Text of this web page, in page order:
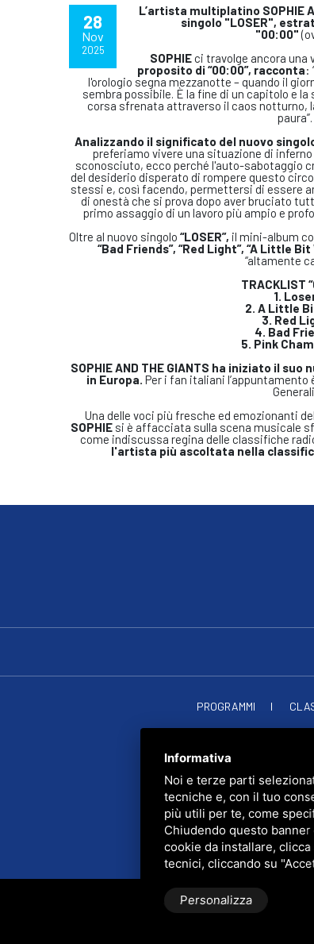
28
Nov
2025
L’artista multiplatino SOPHIE
singolo "LOSER",
"00:00"
SOPHIE ci travolge ancora una
proposito di “00:00”, racconta:
l'orologio segna mezzanotte – quando il
sembra possibile. È la fine di un capitolo e
corsa sfrenata attraverso il caos notturno,
paura”.
Analizzando il significato del nuovo
preferiamo vivere una situazione di
sconosciuto, ecco perché l'auto-sabotaggio
del desiderio disperato di rompere questo
stessi e, così facendo, permettersi di essere
di onestà che si prova dopo aver bruciato
primo assaggio di un lavoro più ampio e
Oltre al nuovo singolo “LOSER”, il mini-album
“Bad Friends”, “Red Light”, “A Little Bit
“altamente
TRACKLIST
1.
2. A Little
3. Red
4. Bad
5. Pink
SOPHIE AND THE GIANTS ha iniziato il suo
in Europa. Per i fan italiani l’appuntamento
Una delle voci più fresche ed emozionanti
SOPHIEsi è affacciata sulla scena musicale
come indiscussa regina delle classifiche
l'artista più ascoltata nella
PROGRAMMI
Informativa
Noi e terze parti
tecniche e, con il tuo
più utili per te, come
Chiudendo questo
cookie da installare,
tecnici, cliccando su
Personalizza